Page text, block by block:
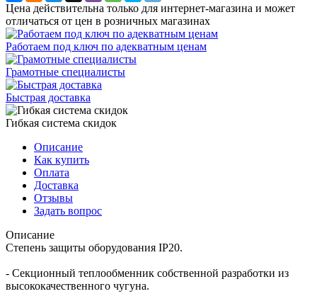
Цена действительна только для интернет-магазина и может
отличаться от цен в розничных магазинах
Работаем под ключ по адекватным ценам
Грамотные специалисты
Быстрая доставка
Гибкая система скидок
Описание
Как купить
Оплата
Доставка
Отзывы
Задать вопрос
Описание
Степень защиты оборудования IP20.
- Секционный теплообменник собственной разработки из
высококачественного чугуна.